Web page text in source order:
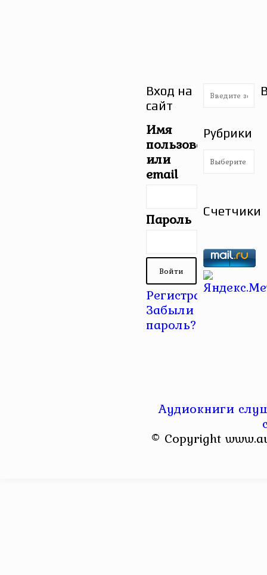
Вход на
сайт
Имя
пользователя
или
email
Пароль
Регистрация |
Забыли
пароль?
Рубрики
Рубрики
Счетчики
Аудиокниги
© Copyright